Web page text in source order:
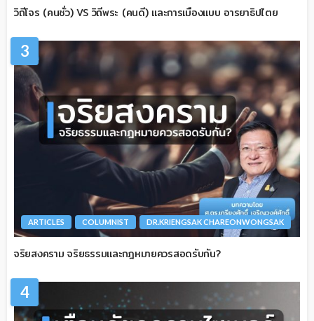
วิถีโจร (คนชั่ว) VS วิถีพระ (คนดี) และการเมืองแบบ อารยาธิปไตย
3
ARTICLES COLUMNIST DR.KRIENGSAK CHAREONWONGSAK
จริยสงคราม จริยธรรมและกฎหมายควรสอดรับกัน?
4